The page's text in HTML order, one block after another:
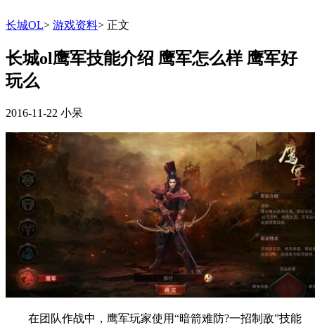
长城OL> 游戏资料> 正文
长城ol鹰军技能介绍 鹰军怎么样 鹰军好
玩么
2016-11-22 小呆
在团队作战中，鹰军玩家使用“暗箭难防?一招制敌”技能